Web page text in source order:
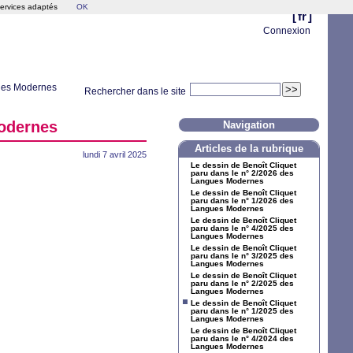
[ fr ]
Connexion
Rechercher dans le site
Modernes
lundi 7 avril 2025
Navigation
Articles de la rubrique
Le dessin de Benoît Cliquet
paru dans le n° 2/2026 des
Langues Modernes
Le dessin de Benoît Cliquet
paru dans le n° 1/2026 des
Langues Modernes
Le dessin de Benoît Cliquet
paru dans le n° 4/2025 des
Langues Modernes
Le dessin de Benoît Cliquet
paru dans le n° 3/2025 des
Langues Modernes
Le dessin de Benoît Cliquet
paru dans le n° 2/2025 des
Langues Modernes
Le dessin de Benoît Cliquet
paru dans le n° 1/2025 des
Langues Modernes
Le dessin de Benoît Cliquet
paru dans le n° 4/2024 des
Langues Modernes
adaptés OK